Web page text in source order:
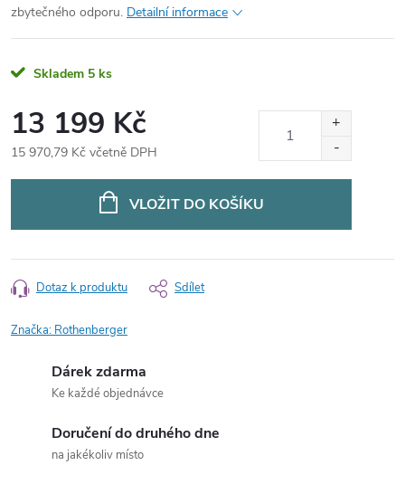
zbytečného odporu. Detailní informace
Skladem 5 ks
13 199 Kč
15 970,79 Kč včetně DPH
VLOŽIT DO KOŠÍKU
Dotaz k produktu Sdílet
Značka: Rothenberger
Dárek zdarma
Ke každé objednávce
Doručení do druhého dne
na jakékoliv místo